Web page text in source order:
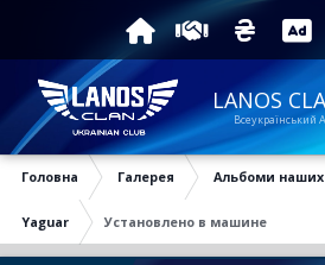
LANOS
Всеукраїнський
Головна Галерея Альбоми наших
Yaguar Установлено в машине